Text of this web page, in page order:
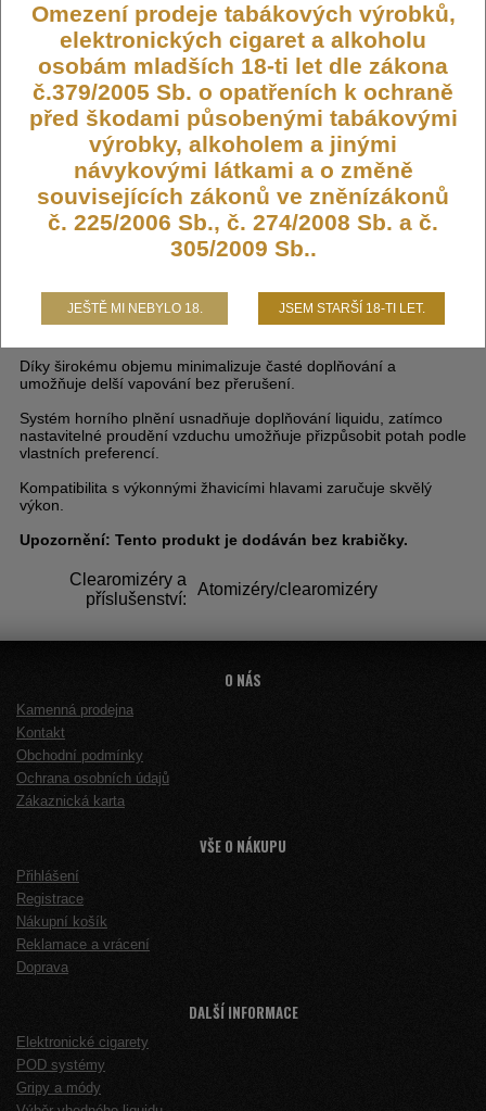
Počet ks:
1 ks
499,- KČ
299,- KČ
DO KOŠÍKU
krabičky)
Díky širokému objemu minimalizuje časté doplňování a
umožňuje delší vapování bez přerušení.
Systém horního plnění usnadňuje doplňování liquidu, zatímco
nastavitelné proudění vzduchu umožňuje přizpůsobit potah podle
vlastních preferencí.
Kompatibilita s výkonnými žhavicími hlavami zaručuje skvělý
výkon.
Upozornění: Tento produkt je dodáván bez krabičky.
Clearomizéry a
příslušenství:
Atomizéry/clearomizéry
O NÁS
Kamenná prodejna
Kontakt
Obchodní podmínky
Ochrana osobních údajů
Zákaznická karta
VŠE O NÁKUPU
Přihlášení
Registrace
Nákupní košík
Reklamace a vrácení
Doprava
DALŠÍ INFORMACE
Elektronické cigarety
POD systémy
Gripy a módy
Omezení prodeje tabákových výrobků,
elektronických cigaret a alkoholu
osobám mladších 18-ti let dle zákona
č.379/2005 Sb. o opatřeních k ochraně
před škodami působenými tabákovými
výrobky, alkoholem a jinými
návykovými látkami a o změně
souvisejících zákonů ve zněnízákonů
č. 225/2006 Sb., č. 274/2008 Sb. a č.
305/2009 Sb..
JEŠTĚ MI NEBYLO 18. JSEM STARŠÍ 18-TI LET.